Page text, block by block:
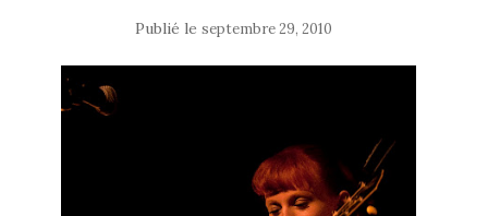
Publié le septembre 29, 2010